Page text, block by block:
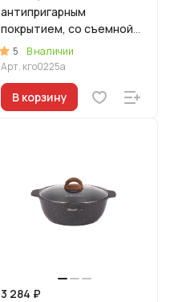
антипригарным
покрытием, со съемной
ручкой, ст. крышкой,
линия «Гранит Ультра»
(Оригинальный)
5
В наличии
Арт. кго0225а
В корзину
3 284 ₽